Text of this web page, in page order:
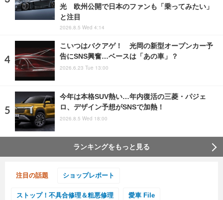
光 欧州公開で日本のファンも「乗ってみたい」
と注目
2026.8.5 Wed 4:14
こいつはバクアゲ！ 光岡の新型オープンカー予
告にSNS興奮…ベースは「あの車」？
2026.6.23 Tue 13:00
今年は本格SUV熱い…年内復活の三菱・パジェ
ロ、デザイン予想がSNSで加熱！
2026.8.5 Wed 18:00
ランキングをもっと見る
注目の話題 ショップレポート
ストップ！不具合修理＆粗悪修理 愛車 File